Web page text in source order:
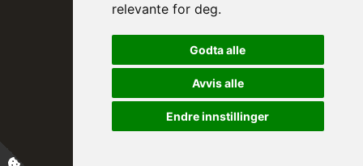
relevante for deg.
Godta alle
Avvis alle
Endre innstillinger
Prinsesse Astrid, fru Ferner
Trondheim Symfoniorkester & Opera
sin høye beskytter